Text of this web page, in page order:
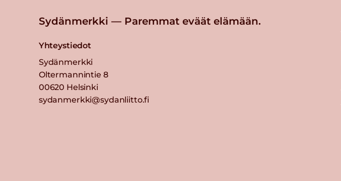
Sydänmerkki — Paremmat eväät elämään.
Yhteystiedot
Sydänmerkki
Oltermannintie 8
00620 Helsinki
sydanmerkki@sydanliitto.fi